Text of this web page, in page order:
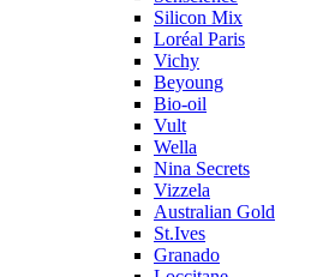
Silicon Mix
Loréal Paris
Vichy
Beyoung
Bio-oil
Vult
Wella
Nina Secrets
Vizzela
Australian Gold
St.Ives
Granado